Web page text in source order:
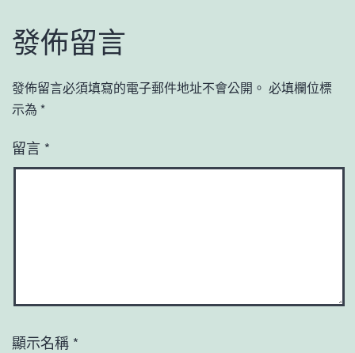
發佈留言
發佈留言必須填寫的電子郵件地址不會公開。 必填欄位標
示為 *
留言 *
顯示名稱 *